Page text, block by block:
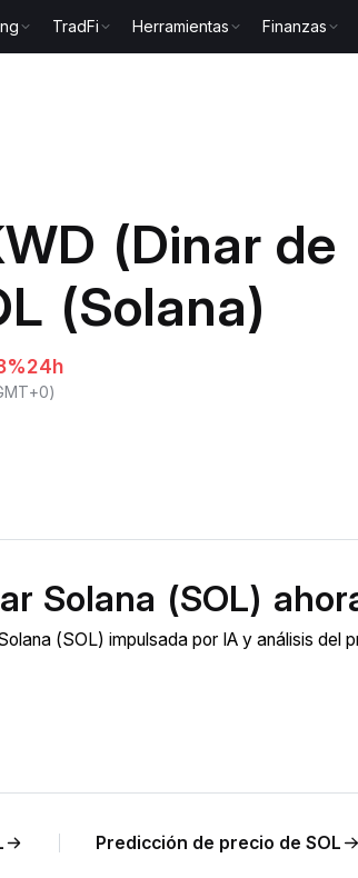
TradFi Herramientas Finanzas
(Dinar de
(Solana)
24h
)
Solana (SOL)
(SOL) impulsada por IA y análisis del
Predicción de precio de SOL